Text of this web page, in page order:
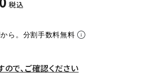
税込
から。分割手数料無料
で、ご確認ください